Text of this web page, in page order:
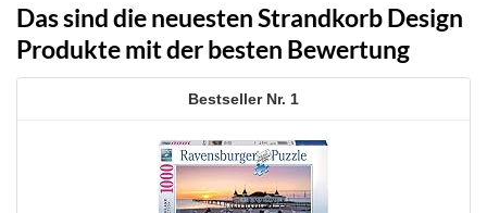
Das sind die neuesten Strandkorb Design
Produkte mit der besten Bewertung
1